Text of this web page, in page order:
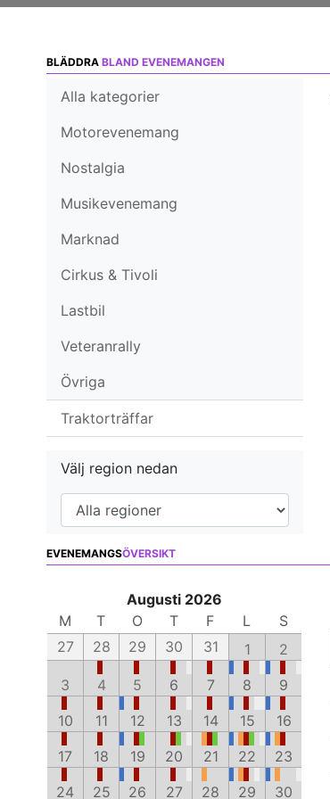
BLÄDDRA BLAND EVENEMANGEN
Alla kategorier
Motorevenemang
Nostalgia
Musikevenemang
Marknad
Cirkus & Tivoli
Lastbil
Veteranrally
Övriga
Traktorträffar
Välj region nedan
EVENEMANGSÖVERSIKT
Augusti 2026
M
T O T F L
S
27
28 29 30 31 1
2
3
4 5 6 7 8
9
10
11 12 13 14 15
16
17
18 19 20 21 22
23
24
25 26 27 28 29 30